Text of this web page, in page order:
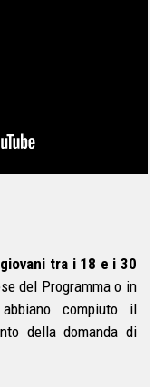
giovani tra i 18 e i 30
del Programma o in
compiuto il
della domanda di